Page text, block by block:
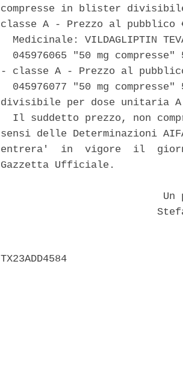
compresse in blister
classe A - Prezzo al pubblico
Medicinale: VILDAGLIPTIN
045976065 "50 mg compresse"
- classe A - Prezzo al
045976077 "50 mg compresse"
divisibile per dose unitaria
Il suddetto prezzo, non
sensi delle Determinazioni
entrera'  in  vigore  il
Gazzetta Ufficiale.
Un